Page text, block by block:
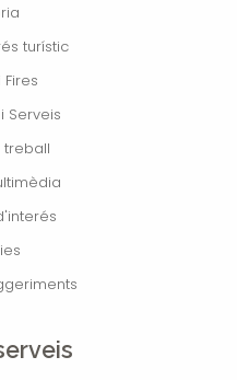
turístic
Fires
Serveis
treball